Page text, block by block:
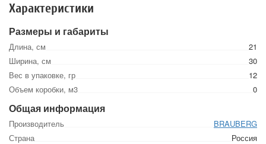
Характеристики
Размеры и габариты
Длина, см
21
Ширина, см
30
Вес в упаковке, гр
12
Объем коробки, м3
0
Общая информация
Производитель
BRAUBERG
Страна
Россия